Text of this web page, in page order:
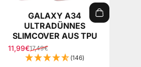
GALAXY A34
ULTRADÜNNES
SLIMCOVER AUS TPU
Sale price
11,99€
Regular price
17,49€
(146)